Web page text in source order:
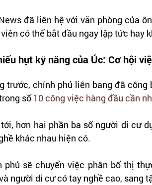
đã liên hệ với văn phòng của
có thể bắt đầu ngay lập tức hay
hụt kỹ năng của Úc: Cơ hội
trước, chính phủ liên bang đã
số 10 công việc hàng đầu cần
hơn hai phần ba số người di cư
khác nhau hiện có.
phủ sẽ chuyển việc phân bổ thị
người di cư có tay nghề cao, sang